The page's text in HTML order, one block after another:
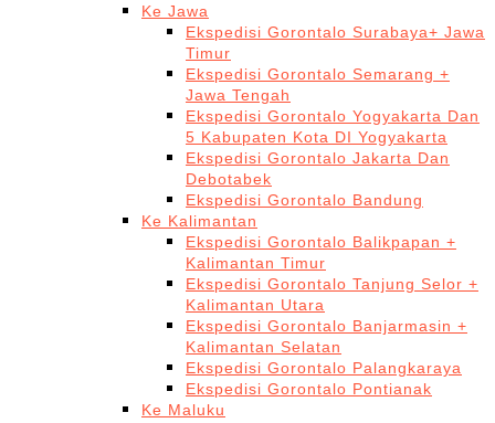
Ke Jawa
Ekspedisi Gorontalo Surabaya+ Jawa
Timur
Ekspedisi Gorontalo Semarang +
Jawa Tengah
Ekspedisi Gorontalo Yogyakarta Dan
5 Kabupaten Kota DI Yogyakarta
Ekspedisi Gorontalo Jakarta Dan
Debotabek
Ekspedisi Gorontalo Bandung
Ke Kalimantan
Ekspedisi Gorontalo Balikpapan +
Kalimantan Timur
Ekspedisi Gorontalo Tanjung Selor +
Kalimantan Utara
Ekspedisi Gorontalo Banjarmasin +
Kalimantan Selatan
Ekspedisi Gorontalo Palangkaraya
Ekspedisi Gorontalo Pontianak
Ke Maluku